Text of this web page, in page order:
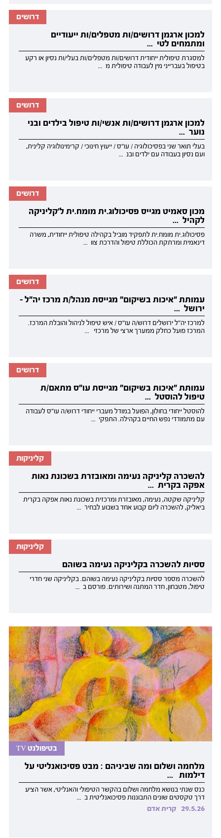
דרושים
למכון ארגמן דרושים/ות מטפלים/ות ייעודיים
ומתמחים לטי ...
למסגרת טיפולית ייחודית דרושים/ות מטפלים/ות בעלי/ות נסיון או רקע
בטיפול בעברייני מין לעבודה טיפולית מ ...
דרושים
למכון ארגמן דרושים/ות אנשי/ות טיפול בילדים ובני
נוער ...
בעלי תואר שני בפסיכולוגיה / עו"ס / ייעוץ חינוכי / קרימינולוגיה קלינית,
ועם נסיון בעבודה עם ילדים ובנ ...
דרושים
מכון סאמיט מגייס פסיכולוג.ית מומח.ית ל’קליניקה
לקהיל ...
פסיכולוג.ית מומח.ית לתפקיד מוביל בקהילה טיפולית ייחודית, משרה
דינאמית ומרתקת הכוללת טיפול והדרכת צוו ...
דרושים
עמותת "איכות בשיקום" מגייסת מנהל/ת מרכז יה"ל -
ירושל ...
למרכז יה"ל ירושלים דרוש/ה עו"ס / איש טיפול לניהול והובלת המרכז.
המרכז פועל כחלק ממערך ארצי של מרכזי ...
דרושים
עמותת "איכות בשיקום" מגייסת עו"ס מתאם/ת
טיפול להוסטל ...
להוסטל ייחודי בחולון, הפועל במודל מעברי ייחודי דרוש/ה עו"ס לעבודה
עם מתמודדי נפש החיים בקהילה. התפקי ...
קליניקות
להשכרה קליניקה נעימה ומאובזרת בשכונת נאות
אפקה בקרית ...
קליניקה שקטה, נעימה, מאובזרת ומרכזית בשכונת נאות אפקה בקרית
ביאליק, להשכרה ליום קבוע אחד בשבוע לבחיר ...
קליניקות
ססיות להשכרה בקליניקה נעימה בשוהם
להשכרה מספר ססיות בקליניקה נעימה בשוהם. בקליניקה שני חדרי
טיפול, מטבחון, חדר המתנה ושירותים. פורסם ב ...
בטיפולנט TV
מלחמה ושלום ומה שביניהם : מבט פסיכואנליטי על
דילמות ...
כנס שנתי בנושא מלחמה ושלום בהקשר הטיפולי והאנליטי, אשר הציע
דרך טקסטים שונים התבוננות פסיכואנליטית ב ...
29.5.26 קרית אדם